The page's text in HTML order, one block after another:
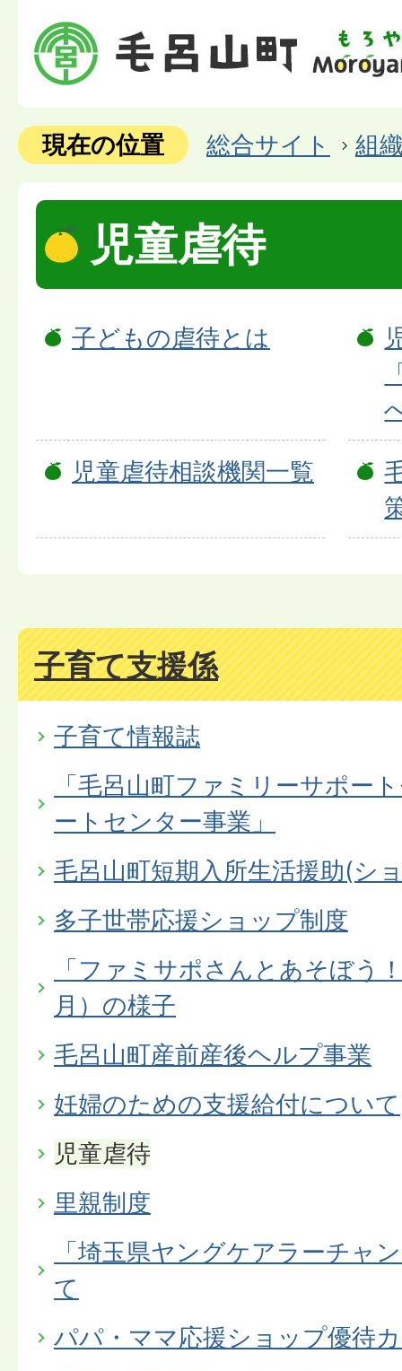
現在の位置 総合サイト 組
児童虐待
子どもの虐待とは
児童虐待相談機関一覧
子育て支援係
子育て情報誌
「毛呂山町ファミリーサポー
ートセンター事業」
毛呂山町短期入所生活援助(シ
多子世帯応援ショップ制度
「ファミサポさんとあそぼう
月）の様子
毛呂山町産前産後ヘルプ事業
妊婦のための支援給付について
児童虐待
里親制度
「埼玉県ヤングケアラーチャ
て
パパ・ママ応援ショップ優待